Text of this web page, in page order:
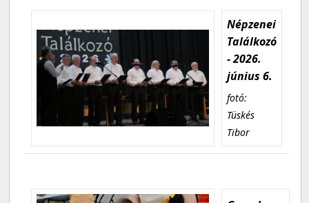
Népzenei
Találkozó
- 2026.
június 6.
fotó:
Tüskés
Tibor